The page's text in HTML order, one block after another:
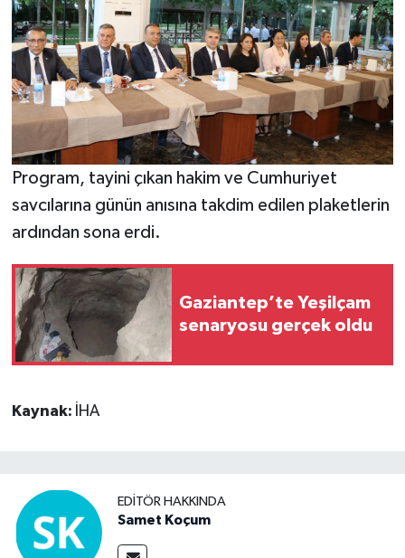
Program, tayini çıkan hakim ve Cumhuriyet
savcılarına günün anısına takdim edilen plaketlerin
ardından sona erdi.
Gaziantep’te Yeşilçam
senaryosu gerçek oldu
Kaynak: İHA
EDITÖR HAKKINDA
Samet Koçum